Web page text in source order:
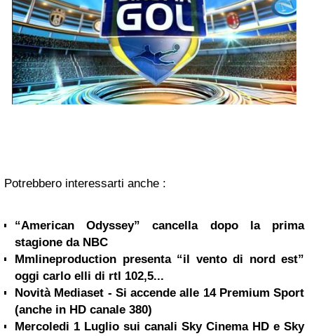
Potrebbero interessarti anche :
“American Odyssey” cancella dopo la prima
stagione da NBC
Mmlineproduction presenta “il vento di nord est”
oggi carlo elli di rtl 102,5...
Novità Mediaset - Si accende alle 14 Premium Sport
(anche in HD canale 380)
Mercoledi 1 Luglio sui canali Sky Cinema HD e Sky